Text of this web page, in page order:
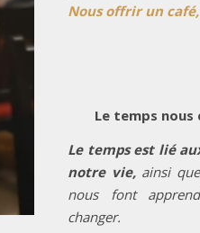
Nous offrir un
Le temps nous
Le temps est lié
notre vie, ainsi
nous font
changer.